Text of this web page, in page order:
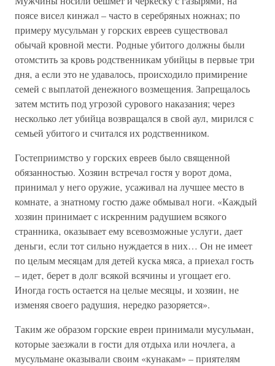
поясе висел кинжал – часто в серебряных ножнах; по
примеру мусульман у горских евреев существовал
обычай кровной мести. Родные убитого должны были
отомстить за кровь родственникам убийцы в первые три
дня‚ а если это не удавалось‚ происходило примирение
семей с выплатой денежного возмещения. Запрещалось
затем мстить под угрозой сурового наказания; через
несколько лет убийца возвращался в свой аул‚ мирился с
семьей убитого и считался их родственником.
Гостеприимство у горских евреев было священной
обязанностью. Хозяин встречал гостя у ворот дома‚
принимал у него оружие‚ усаживал на лучшее место в
комнате‚ а знатному гостю даже обмывал ноги. «Каждый
хозяин принимает с искренним радушием всякого
странника‚ оказывает ему всевозможные услуги‚ дает
деньги‚ если тот сильно нуждается в них… Он не имеет
по целым месяцам для детей куска мяса‚ а приехал гость
– идет‚ берет в долг всякой всячины и угощает его.
Иногда гость остается на целые месяцы‚ и хозяин‚ не
изменяя своего радушия‚ нередко разоряется».
Таким же образом горские евреи принимали мусульман‚
которые заезжали в гости для отдыха или ночлега‚ а
мусульмане оказывали своим «кунакам» – приятелям